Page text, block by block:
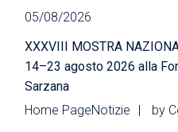
05/08/2026
XXXVIII MOSTRA
14–23 agosto 2026 alla
Sarzana
Home PageNotizie by